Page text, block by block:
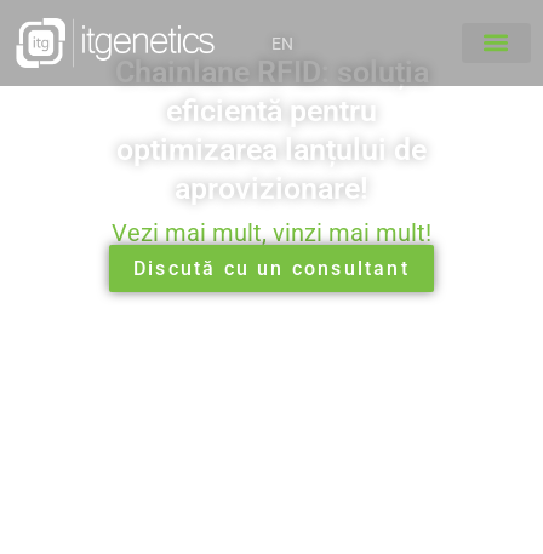
EN
Chainlane RFID: soluția
eficientă pentru
optimizarea lanțului de
aprovizionare!
Vezi mai mult, vinzi mai mult!
Discută cu un consultant